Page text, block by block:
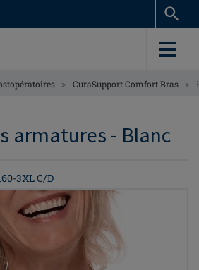
> CuraSupport Comfort Bras >
armatures - Blanc
3XL C/D